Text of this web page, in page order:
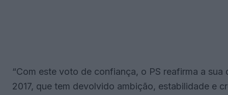
“Com este voto de confiança, o PS reafirma a
2017, que tem devolvido ambição, estabilidade e